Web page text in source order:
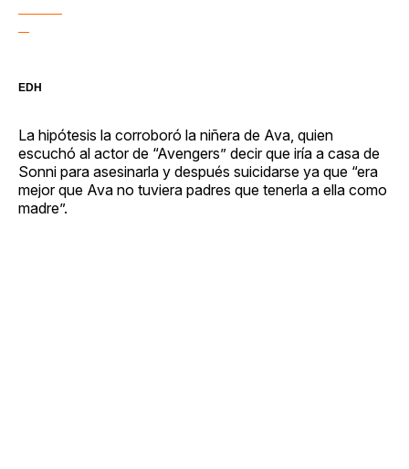
EDH
La hipótesis la corroboró la niñera de Ava, quien
escuchó al actor de “Avengers” decir que iría a casa de
Sonni para asesinarla y después suicidarse ya que “era
mejor que Ava no tuviera padres que tenerla a ella como
madre”.